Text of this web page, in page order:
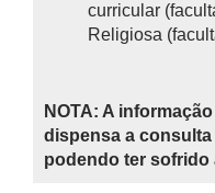
curricular
Religiosa
NOTA: A
dispensa a
podendo ter sofrido